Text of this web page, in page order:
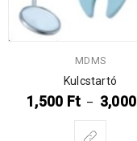
MDMS
Kulcstartó
1,500 Ft – 3,000